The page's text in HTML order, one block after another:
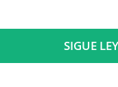
SIGUE